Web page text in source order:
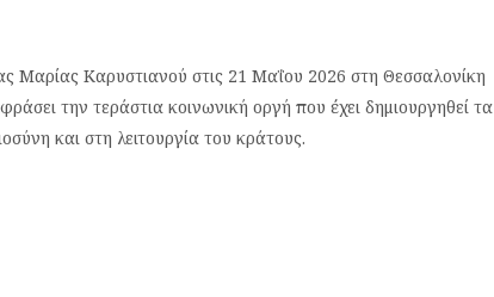
Μαρίας Καρυστιανού στις 21 Μαΐου 2026 στη Θεσσαλονίκη
την τεράστια κοινωνική οργή που έχει δημιουργηθεί τα
και στη λειτουργία του κράτους.